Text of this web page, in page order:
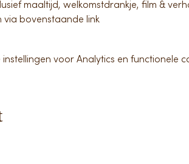
maaltijd, welkomstdrankje, film &
via bovenstaande link
voor Analytics en functionele